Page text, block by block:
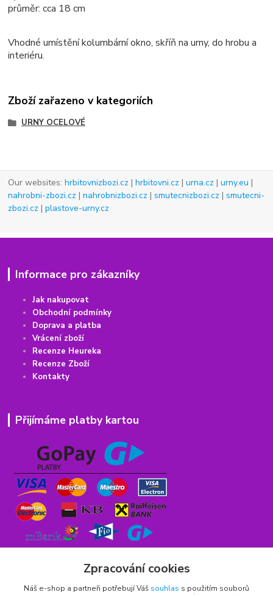
průměr:cca 18 cm
Vhodné umístění kolumbární okno, skříň na urny, do hrobu a
interiéru.
Zboží zařazeno v kategoriích
URNY OCELOVÉ
Our websites:hrbitovnizbozi.cz |hrbitovni.cz |urna.cz |urny.eu |
nahrobni-zbozi.cz |nahrobnizbozi.cz |smutecnizbozi.cz |smutecni-
zbozi.cz |plastove-urny.cz
Informace pro zákazníky
Jak nakupovat
Obchodní podmínky
Doprava a platba
Vrácení zboží
Recenze Heureka
Recenze Zboží
Kontakty
Přijímáme platby kartou
Zpracování cookies
Náš e-shop a partneři potřebují Váš souhlas s použitím souborů